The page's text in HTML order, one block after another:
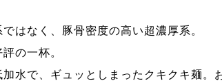
はなく、豚骨密度の高い超濃厚系。
の一杯。
水で、ギュッとしまったクキクキ麺。